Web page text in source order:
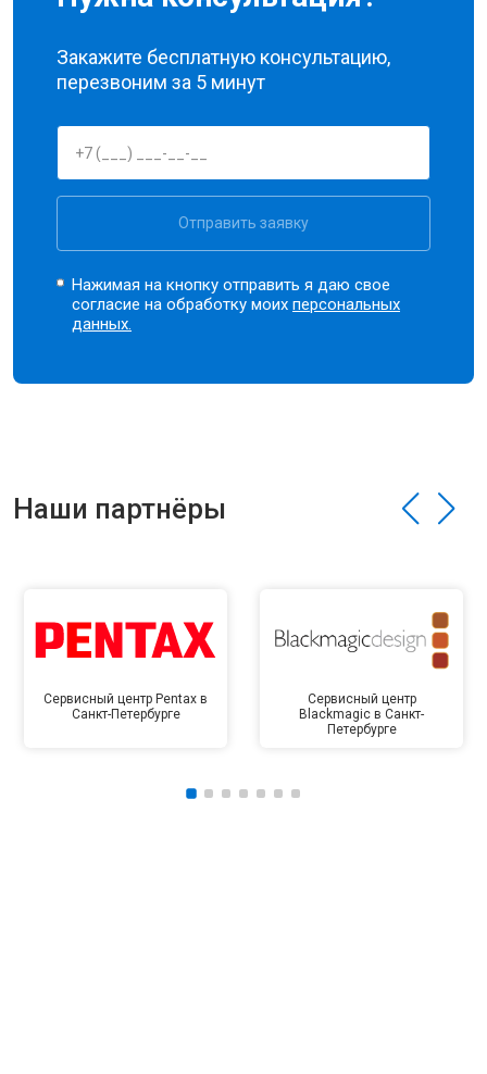
Закажите бесплатную консультацию,
перезвоним за 5 минут
Отправить заявку
Нажимая на кнопку отправить я даю свое
согласие на обработку моихперсональных
данных.
Наши партнёры
Сервисный центр Pentax в
Санкт-Петербурге
Сервисный центр
Blackmagic в Санкт-
Петербурге